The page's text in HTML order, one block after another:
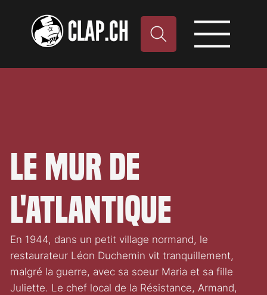
Le Mur de
l'Atlantique
En 1944, dans un petit village normand, le
restaurateur Léon Duchemin vit tranquillement,
malgré la guerre, avec sa soeur Maria et sa fille
Juliette. Le chef local de la Résistance, Armand,